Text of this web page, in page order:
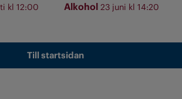
kl 12:00 Alkohol 23 juni kl 14:20
Till startsidan